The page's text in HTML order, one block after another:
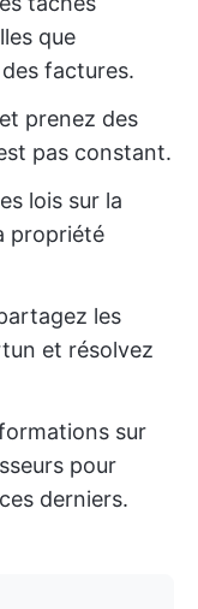
que
factures.
prenez des
pas constant.
lois sur la
propriété
les
et résolvez
sur
pour
derniers.